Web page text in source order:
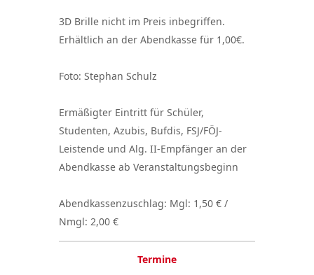
3D Brille nicht im Preis inbegriffen.
Erhältlich an der Abendkasse für 1,00€.
Foto: Stephan Schulz
Ermäßigter Eintritt für Schüler,
Studenten, Azubis, Bufdis, FSJ/FÖJ-
Leistende und Alg. II-Empfänger an der
Abendkasse ab Veranstaltungsbeginn
Abendkassenzuschlag: Mgl: 1,50 € /
Nmgl: 2,00 €
Termine